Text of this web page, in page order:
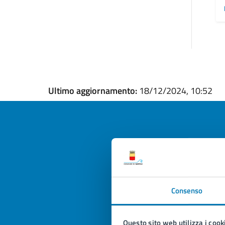
Consenso
Ultimo aggiornamento: 18/12/2024, 10:52
Valuta